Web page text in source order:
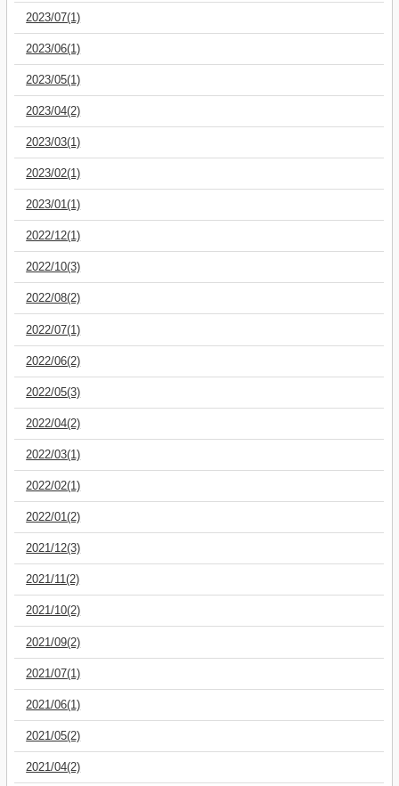
2023/07(1)
2023/06(1)
2023/05(1)
2023/04(2)
2023/03(1)
2023/02(1)
2023/01(1)
2022/12(1)
2022/10(3)
2022/08(2)
2022/07(1)
2022/06(2)
2022/05(3)
2022/04(2)
2022/03(1)
2022/02(1)
2022/01(2)
2021/12(3)
2021/11(2)
2021/10(2)
2021/09(2)
2021/07(1)
2021/06(1)
2021/05(2)
2021/04(2)